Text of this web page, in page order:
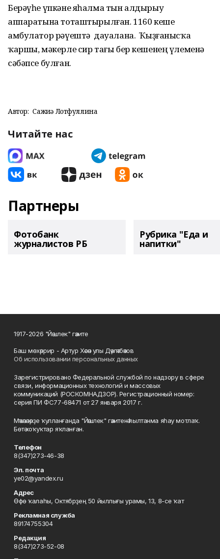
Берәүһе үпкәне яһалма тын алдырыу
аппаратына тоташтырылған. 1160 кеше
амбулатор рәүештә дауалана. Ҡыҙғанысҡа
ҡаршы, мәкерле сир тағы бер кешенең үлеменә
сәбәпсе булған.
Автор: Сажиҙә Лотфуллина
Читайте нас
Партнеры
Фотобанк
журналистов РБ
Рубрика "Еда и
напитки"
1917-2026 "Йәшлек" гәзите
Баш мөхәррир - Артур Хәсән улы Дәүләтбәков
Об использовании персональных данных
Зарегистрировано Федеральной службой по надзору в сфере
связи, информационных технологий и массовых
коммуникаций (РОСКОМНАДЗОР). Регистрационный номер:
серия ПИ ФС77-68471 от 27 января 2017 г.
Мәҡәләләрҙе ҡулланғанда "Йәшлек" гәзитенә һылтанма яһау мотлаҡ.
Бөтә хоҡуҡтар яҡланған.
Телефон
8(347)273-46-38
Эл. почта
ye02@yandex.ru
Адрес
Өфө ҡалаһы, Октябрҙең 50 йыллығы урамы, 13, 8-се ҡат
Рекламная служба
89174755304
Редакция
8(347)273-52-08